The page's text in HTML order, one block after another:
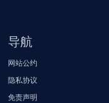
导航
网站公约
隐私协议
免责声明